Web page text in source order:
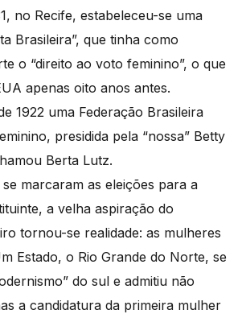
no Recife, estabeleceu-se uma
Brasileira”, que tinha como
o “direito ao voto feminino”, o que
apenas oito anos antes.
1922 uma Federação Brasileira
presidida pela “nossa” Betty
Berta Lutz.
se marcaram as eleições para a
a velha aspiração do
tornou-se realidade: as mulheres
Estado, o Rio Grande do Norte, se
do sul e admitiu não
a candidatura da primeira mulher